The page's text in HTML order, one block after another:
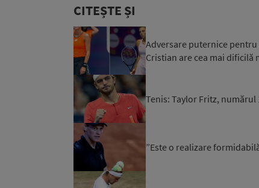
CITEȘTE ȘI
Adversare puternice
Cristian are cea mai dificilă
Tenis: Taylor Fritz,
”Este o realizare